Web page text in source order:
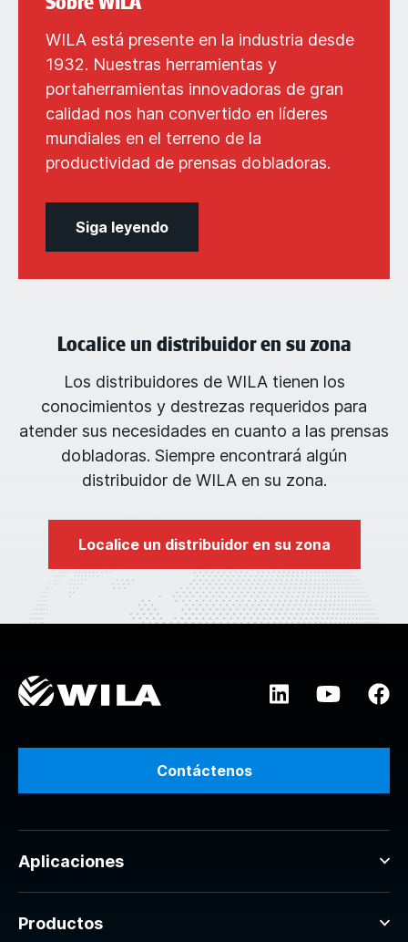
WILA está presente en la industria desde
1932. Nuestras herramientas y
portaherramientas innovadoras de gran
calidad nos han convertido en líderes
mundiales en el terreno de la
productividad de prensas dobladoras.
Siga leyendo
Localice un distribuidor en su zona
Los distribuidores de WILA tienen los
conocimientos y destrezas requeridos para
atender sus necesidades en cuanto a las prensas
dobladoras. Siempre encontrará algún
distribuidor de WILA en su zona.
Localice un distribuidor en su zona
Contáctenos
Aplicaciones
Productos